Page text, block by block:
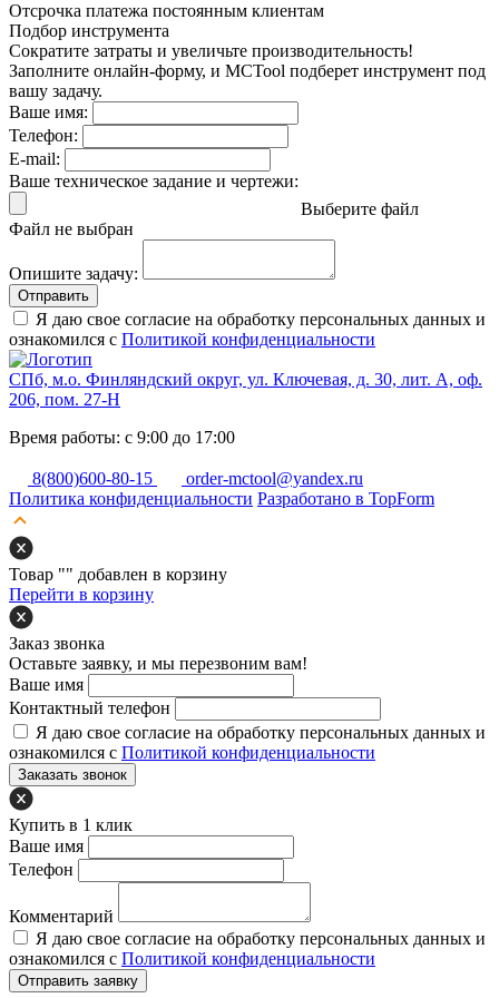
Отсрочка платежа постоянным клиентам
Подбор инструмента
Сократите затраты и увеличьте производительность!
Заполните онлайн-форму, и MCTool подберет инструмент под
вашу задачу.
Ваше имя:
Телефон:
E-mail:
Ваше техническое задание и чертежи:
Выберите файл
Файл не выбран
Опишите задачу:
Отправить
Я даю свое согласие на обработку персональных данных и
ознакомился с Политикой конфиденциальности
СПб, м.о. Финляндский округ, ул. Ключевая, д. 30, лит. А, оф.
206, пом. 27-Н
Время работы: с 9:00 до 17:00
8(800)600-80-15
order-mctool@yandex.ru
Политика конфиденциальности Разработано в TopForm
Товар "" добавлен в корзину
Перейти в корзину
Заказ звонка
Оставьте заявку, и мы перезвоним вам!
Ваше имя
Контактный телефон
Я даю свое согласие на обработку персональных данных и
ознакомился с Политикой конфиденциальности
Заказать звонок
Купить в 1 клик
Ваше имя
Телефон
Комментарий
Я даю свое согласие на обработку персональных данных и
ознакомился с Политикой конфиденциальности
Отправить заявку